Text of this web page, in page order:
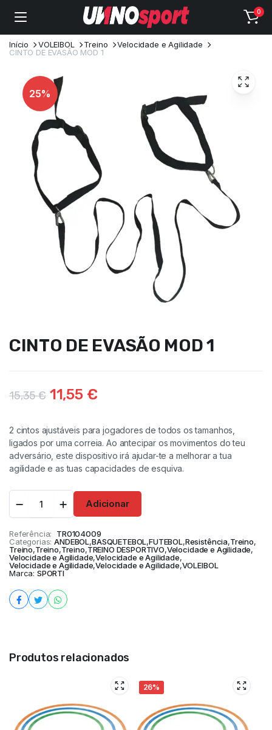
0
Início VOLEIBOL Treino
Velocidade e Agilidade
CINTO DE EVASÃO MOD 1
25%
CINTO DE EVASÃO MOD 1
15,35€ 11,55 €
2 cintos ajustáveis para jogadores de todos os tamanhos,
ligados por uma correia. Ao antecipar os movimentos do teu
adversário, este dispositivo irá ajudar-te a melhorar a tua
agilidade e as tuas capacidades de esquiva.
Adicionar
Referência:
TR0104009
Categorias: ANDEBOL,BASQUETEBOL,FUTEBOL,Resistência,Treino,
Treino,Treino,Treino,TREINO DESPORTIVO,Velocidade e Agilidade,
Velocidade e Agilidade,Velocidade e Agilidade,
Velocidade e Agilidade,Velocidade e Agilidade,VOLEIBOL
Marca: SPORTI
Produtos relacionados
26%